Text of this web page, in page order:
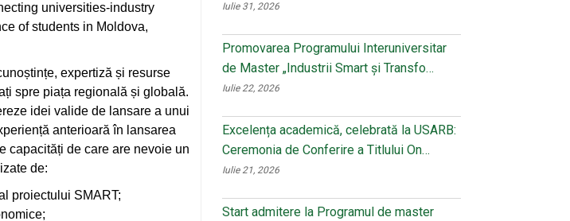
universities-industry
of students in Moldova,
expertiză și resurse
spre piața regională și globală.
idei valide de lansare a unui
anterioară în lansarea
capacități de care are nevoie un
de:
proiectului SMART;
Iulie 31, 2026
Promovarea Programului Interuniversitar
de Master „Industrii Smart și Transfo…
Iulie 22, 2026
Excelența academică, celebrată la USARB:
Ceremonia de Conferire a Titlului On…
Iulie 21, 2026
Start admitere la Programul de master